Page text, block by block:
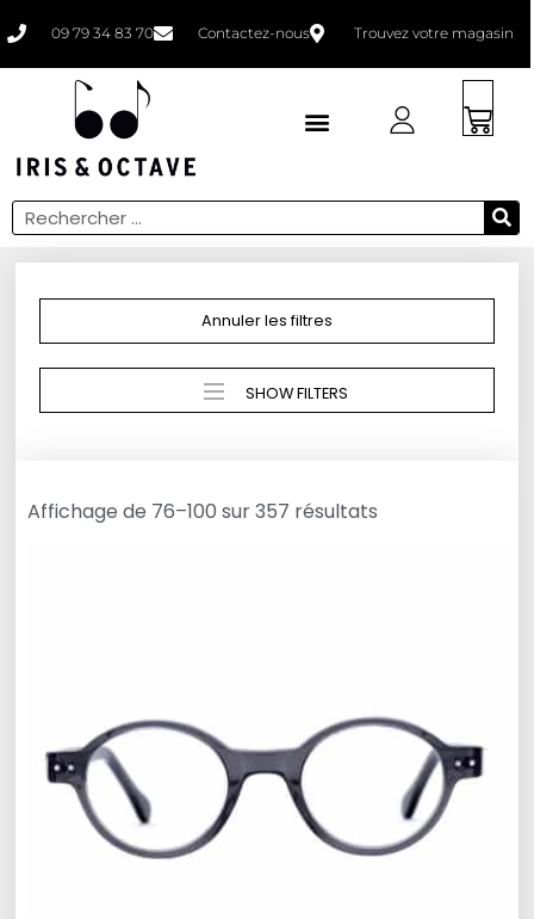
09 79 34 83 70 Contactez-nous Trouvez votre magasin
Annuler les filtres
SHOW FILTERS
Affichage de 76–100 sur 357 résultats